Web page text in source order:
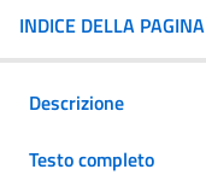
INDICE DELLA PAGINA
Descrizione
Testo completo